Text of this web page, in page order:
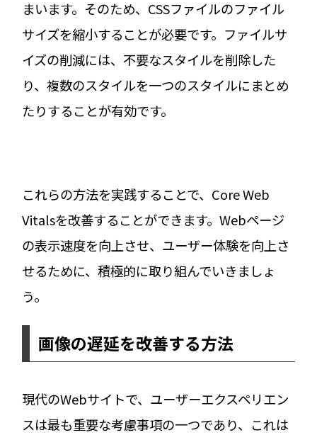
まいます。そのため、CSSファイルのファイル
サイズを縮小することが必要です。ファイルサ
イズの削減には、不要なスタイルを削除した
り、複数のスタイルを一つのスタイルにまとめ
たりすることが有効です。
これらの方法を実践することで、Core Web
Vitalsを改善することができます。Webページ
の表示速度を向上させ、ユーザー体験を向上さ
せるために、積極的に取り組んでいきましょ
う。
画像の遅延を改善する方法
現代のWebサイトで、ユーザーエクスペリエン
スは最も重要な考慮事項の一つであり、これは